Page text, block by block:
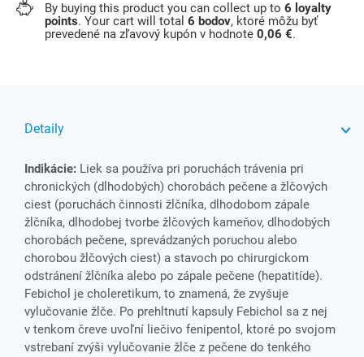
By buying this product you can collect up to 6 loyalty
points. Your cart will total 6 bodov, ktoré môžu byť
prevedené na zľavový kupón v hodnote 0,06 €.
Detaily
Indikácie: Liek sa používa pri poruchách trávenia pri
chronických (dlhodobých) chorobách pečene a žlčových
ciest (poruchách činnosti žlčníka, dlhodobom zápale
žlčníka, dlhodobej tvorbe žlčových kameňov, dlhodobých
chorobách pečene, sprevádzaných poruchou alebo
chorobou žlčových ciest) a stavoch po chirurgickom
odstránení žlčníka alebo po zápale pečene (hepatitíde).
Febichol je choleretikum, to znamená, že zvyšuje
vylučovanie žlče. Po prehltnutí kapsuly Febichol sa z nej
v tenkom čreve uvoľní liečivo fenipentol, ktoré po svojom
vstrebaní zvýši vylučovanie žlče z pečene do tenkého